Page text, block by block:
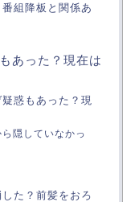
番組降板と関係あ
あった？現在は
惑もあった？現
隠していなかっ
た？前髪をおろ